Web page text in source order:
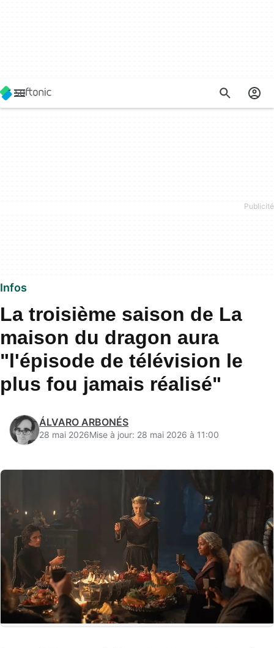
Infos
La troisième saison de La
maison du dragon aura
"l'épisode de télévision le
plus fou jamais réalisé"
ÁLVARO ARBONÉS
28 mai 2026Mise à jour: 28 mai 2026 à 11:00